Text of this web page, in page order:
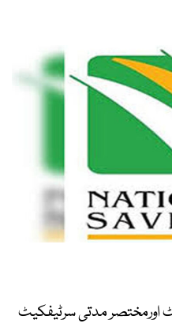
اورمختصر مدتی سرٹیفکیٹ